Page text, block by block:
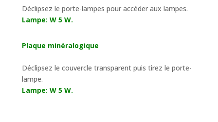
Déclipsez le porte-lampes pour accéder aux lampes.
Lampe: W 5 W.
Plaque minéralogique
Déclipsez le couvercle transparent puis tirez le porte-
lampe.
Lampe: W 5 W.